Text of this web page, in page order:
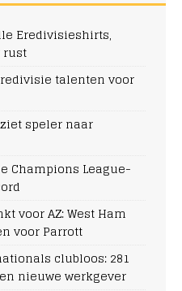
Eredivisieshirts,
talenten voor
speler naar
Champions League-
voor AZ: West Ham
voor Parrott
clubloos: 281
nieuwe werkgever